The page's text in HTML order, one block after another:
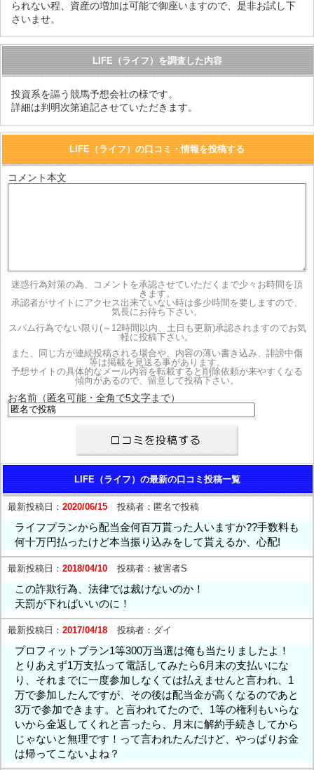
られない程、資産の増加は可能で御座いますので、是非お試し下
さいませ。
LIFE（ライフ）を調査した内容
投資系を謳う競馬予想会社の様です。
詳細は判明次第追記させていただきます。
LIFE（ライフ）の口コミ・情報を投稿する
コメント本文
迷惑行為対策の為、コメントを承認させていただくまで少々お時間を頂
きます。
承認者がサイトにアクセス出来ていない時は多少時間を要しますので、
気長にお待ち下さい。
スパム行為でない限り(～12時間以内、土日も更新)承認されますのでお気
軽に投稿下さい。
また、同じ方が連続投稿される場合や、内容の薄い書き込み、誹謗中傷
等は掲載を見送る事があります。
予想サイトの具体的なメール内容を転載すると削除依頼が来やすくなる
傾向があるので、留意して投稿下さい。
お名前（匿名可能・全角で5文字まで）
LIFE（ライフ）の最新の口コミ投稿一覧
最新投稿日： 2020/06/15 投稿者： 匿名で投稿
ライフプランから配当金何百万貰った人いますか??手数料も
何十万円払ったけど本当振り込みをして貰えるか、心配!
最新投稿日： 2018/04/10 投稿者： 被害者S
この詐欺行為、法律では裁けないのか！
天罰が下ればいいのに！
最新投稿日： 2017/04/18 投稿者： ダイ
プロフィットプラン1等300万当選は俺も当たりましたよ！
とりあえず1万支払って電話してみたら6月末の支払いにな
り、それまでに一度参加しなくては払えませんと言われ、1
万で参加したんですが、その後は配当金が高くなるのであと
3万で参加できます。と言われてたので、1等の権利もいらな
いから金返してくれと言ったら、月末に解約手続きしてから
じゃないと無理です！って言われたんだけど、やっぱりお金
は帰ってこないよね？